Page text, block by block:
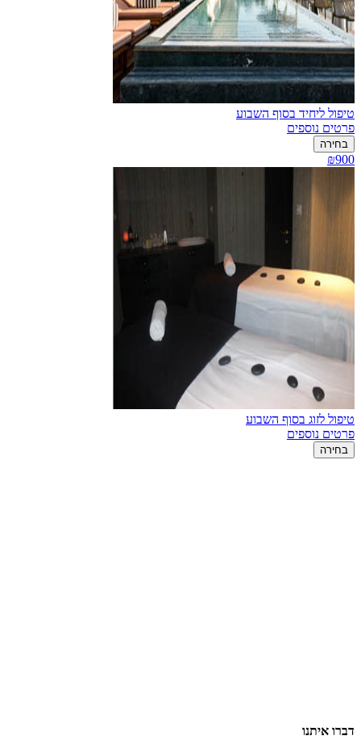
טיפול ליחיד בסוף השבוע
פרטים נוספים
בחירה
₪900
טיפול לזוג בסוף השבוע
פרטים נוספים
בחירה
דברו איתנו